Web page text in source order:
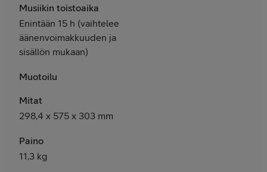
Musiikin toistoaika
Enintään 15 h (vaihtelee
äänenvoimakkuuden ja
sisällön mukaan)
Muotoilu
Mitat
298,4 x 575 x 303 mm
Paino
11,3 kg